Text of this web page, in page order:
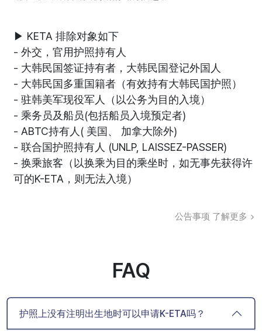
▶ KETA 排除对象如下
- 外交，官用护照持有人
- 大韩民国签证持有者，大韩民国登记外国人
- 大韩民国多重国籍者（有效持有大韩民国护照）
- 驻韩美军现役军人（以公务为目的入境）
- 乘务员及船员(包括船员入境预定者)
- ABTC持有人( 美国、 加拿大除外)
- 联合国护照持有人 (UNLP, LAISSEZ-PASSER)
- 换乘旅客（以换乘为目的乘坐时，如无事先获得许
可的K-ETA，则无法入境）
公告事项 了解更多
FAQ
护照上没有注明出生地时可以申请K-ETA吗？